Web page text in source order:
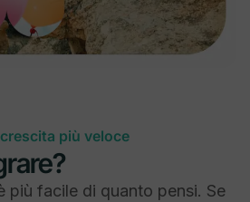
i colori e i banner del brand
più veloce
più facile di quanto pensi. Se